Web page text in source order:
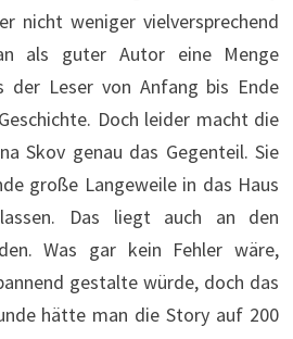
nicht weniger vielversprechend
als guter Autor eine Menge
der Leser von Anfang bis Ende
Doch leider macht die
Skov genau das Gegenteil. Sie
große Langeweile in das Haus
Das liegt auch an den
Was gar kein Fehler wäre,
gestalte würde, doch das
hätte man die Story auf 200